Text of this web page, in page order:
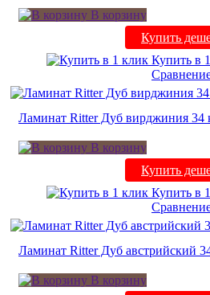
В корзину
Купить
Купить в
Ламинат Ritter Дуб вирджиния 34
В корзину
Купить
Купить в
Ламинат Ritter Дуб австрийский
В корзину